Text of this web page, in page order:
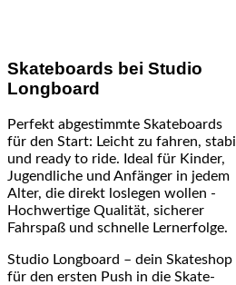
Skateboards bei Studio
Longboard
Perfekt abgestimmte Skateboards
für den Start: Leicht zu fahren, stabil
und ready to ride. Ideal für Kinder,
Jugendliche und Anfänger in jedem
Alter, die direkt loslegen wollen -
Hochwertige Qualität, sicherer
Fahrspaß und schnelle Lernerfolge.
Studio Longboard – dein Skateshop
für den ersten Push in die Skate-